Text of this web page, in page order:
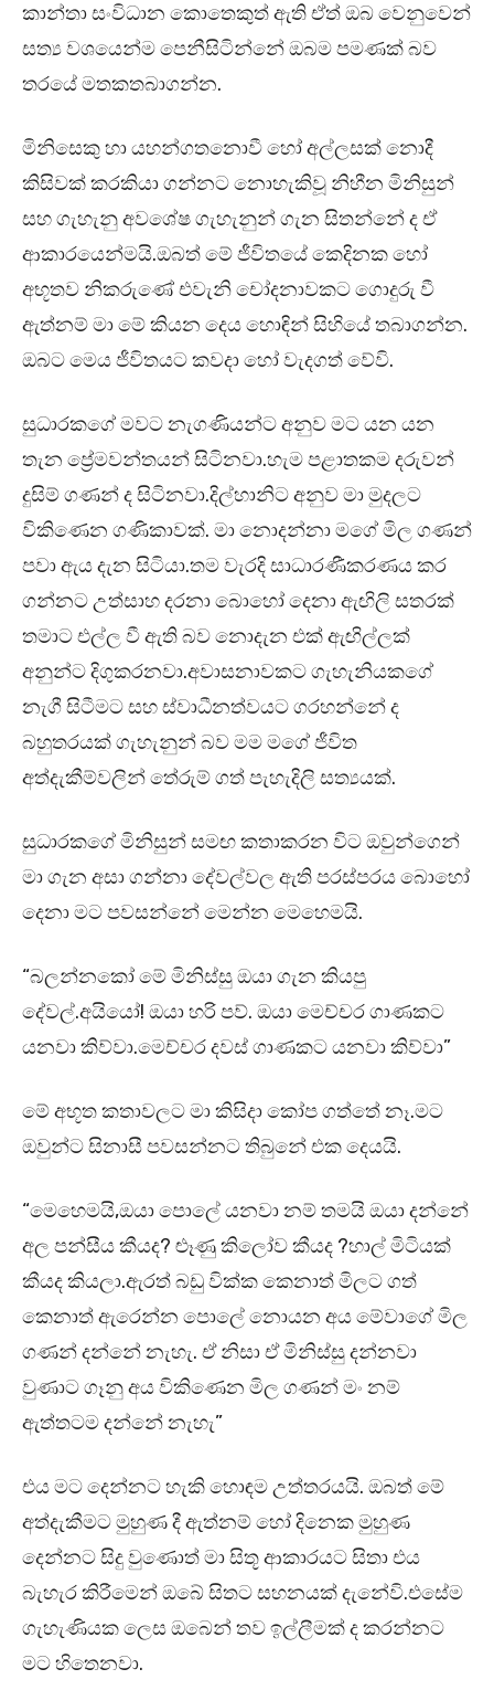
කාන්තා සංවිධාන කොතෙකුත් ඇති ඒත් ඔබ වෙනුවෙන්
සත්‍ය වශයෙන්ම පෙනීසිටින්නේ ඔබම පමණක් බව
තරයේ මතකතබාගන්න.
මිනිසෙකු හා යහන්ගතනොවී හෝ අල්ලසක් නොදී
කිසිවක් කරකියා ගන්නට නොහැකිවූ නිහීන මිනිසුන්
සහ ගැහැනු අවශේෂ ගැහැනුන් ගැන සිතන්නේ ද ඒ
ආකාරයෙන්මයි.ඔබත් මේ ජීවිතයේ කෙදිනක හෝ
අභූතව නිකරුණේ එවැනි චෝදනාවකට ගොදුරු වී
ඇත්නම් මා මේ කියන දෙය හොඳින් සිහියේ තබාගන්න.
ඔබට මෙය ජීවිතයට කවදා හෝ වැදගත් වේවි.
සුධාරකගේ මවට නැගණියන්ට අනුව මට යන යන
තැන ප්‍රේමවන්තයන් සිටිනවා.හැම පළාතකම දරුවන්
දුසිම් ගණන් ද සිටිනවා.දිල්හානිට අනුව මා මුදලට
විකිණෙන ගණිකාවක්. මා නොදන්නා මගේ මිල ගණන්
පවා ඇය දැන සිටියා.තම වැරදි සාධාරණීකරණය කර
ගන්නට උත්සාහ දරනා බොහෝ දෙනා ඇඟිලි සතරක්
තමාට එල්ල වී ඇති බව නොදැන එක් ඇඟිල්ලක්
අනුන්ට දිගුකරනවා.අවාසනාවකට ගැහැනියකගේ
නැගී සිටීමට සහ ස්‌වාධීනත්වයට ගරහන්නේ ද
බහුතරයක් ගැහැනුන් බව මම මගේ ජීවිත
අත්දැකීම්වලින් තේරුම් ගත් පැහැදිලි සත්‍යයක්.
සුධාරකගේ මිනිසුන් සමඟ කතාකරන විට ඔවුන්ගෙන්
මා ගැන අසා ගන්නා දේවල්වල ඇති පරස්පරය බොහෝ
දෙනා මට පවසන්නේ මෙන්න මෙහෙමයි.
“බලන්නකෝ මේ මිනිස්සු ඔයා ගැන කියපු
දේවල්.අයියෝ! ඔයා හරි පව්. ඔයා මෙච්චර ගාණකට
යනවා කිව්වා.මෙච්චර දවස් ගාණකට යනවා කිව්වා”
මේ අභූත කතාවලට මා කිසිදා කෝප ගත්තේ නෑ.මට
ඔවුන්ට සිනාසී පවසන්නට තිබුනේ එක දෙයයි.
“මෙහෙමයි,ඔයා පොලේ යනවා නම් තමයි ඔයා දන්නේ
අල පන්සීය කීයද? ළූණු කිලෝව කීයද ?හාල් මිටියක්
කීයද කියලා.ඇරත් බඩු වික්ක කෙනාත් මිලට ගත්
කෙනාත් ඇරෙන්න පොලේ නොයන අය මේවාගේ මිල
ගණන් දන්නේ නැහැ. ඒ නිසා ඒ මිනිස්සු දන්නවා
වුණාට ගෑනු අය විකිණෙන මිල ගණන් මං නම්
ඇත්තටම දන්නේ නැහැ”
එය මට දෙන්නට හැකි හොඳම උත්තරයයි. ඔබත් මේ
අත්දැකීමට මුහුණ දී ඇත්නම් හෝ දිනෙක මුහුණ
දෙන්නට සිදු වුණොත් මා සිතූ ආකාරයට සිතා එය
බැහැර කිරීමෙන් ඔබේ සිතට සහනයක් දැනේවි.එසේම
ගැහැණියක ලෙස ඔබෙන් තව ඉල්ලීමක් ද කරන්නට
මට හිතෙනවා.